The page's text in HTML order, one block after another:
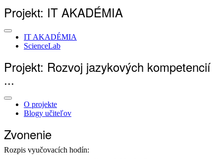
Projekt: IT AKADÉMIA
IT AKADÉMIA
ScienceLab
Projekt: Rozvoj jazykových kompetencií
...
O projekte
Blogy učiteľov
Zvonenie
Rozpis vyučovacích hodín: